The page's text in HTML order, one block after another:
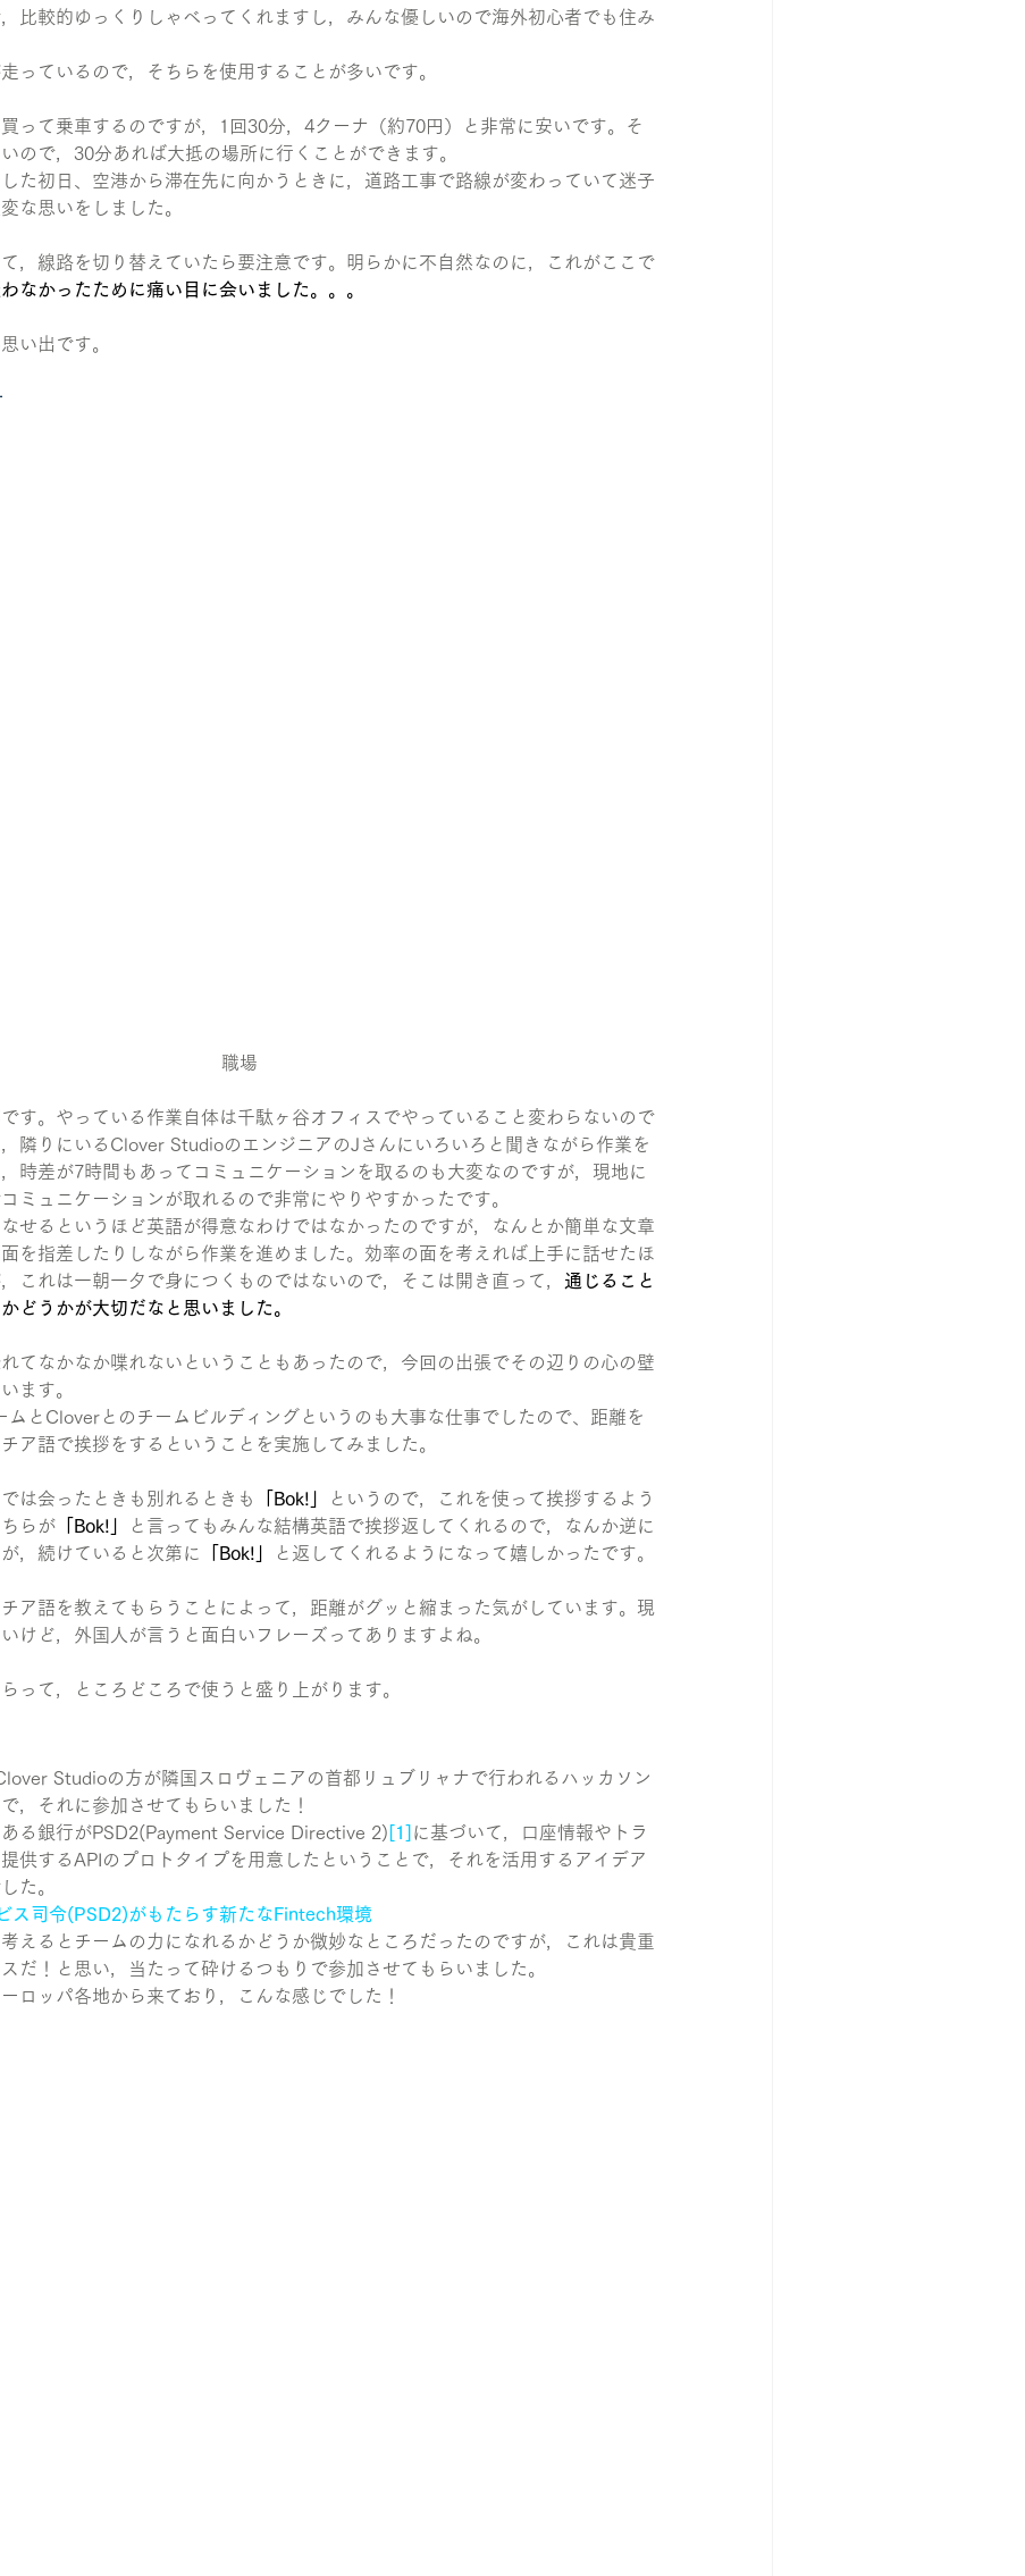
比較的ゆっくりしゃべってくれますし，みんな優しいので海外初心者でも住み
っているので，そちらを使用することが多いです。
って乗車するのですが，1回30分，4クーナ（約70円）と非常に安いです。そ
ので，30分あれば大抵の場所に行くことができます。
した初日、空港から滞在先に向かうときに，道路工事で路線が変わっていて迷子
な思いをしました。
，線路を切り替えていたら要注意です。明らかに不自然なのに，これがここで
なかったために痛い目に会いました。。。
い出です。
職場
す。やっている作業自体は千駄ヶ谷オフィスでやっていること変わらないので
隣りにいるClover StudioのエンジニアのJさんにいろいろと聞きながら作業を
時差が7時間もあってコミュニケーションを取るのも大変なのですが，現地に
ミュニケーションが取れるので非常にやりやすかったです。
せるというほど英語が得意なわけではなかったのですが，なんとか簡単な文章
を指差したりしながら作業を進めました。効率の面を考えれば上手に話せたほ
これは一朝一夕で身につくものではないので，そこは開き直って， 通じること
どうかが大切だなと思いました。
てなかなか喋れないということもあったので，今回の出張でその辺りの心の壁
ます。
ムとCloverとのチームビルディングというのも大事な仕事でしたので、距離を
ア語で挨拶をするということを実施してみました。
は会ったときも別れるときも 「Bok!」
というので，これを使って挨拶するよう
らが 「Bok!」
と言ってもみんな結構英語で挨拶返してくれるので，なんか逆に
，続けていると次第に
「Bok!」 と返してくれるようになって嬉しかったです。
ア語を教えてもらうことによって，距離がグッと縮まった気がしています。現
けど，外国人が言うと面白いフレーズってありますよね。
って，ところどころで使うと盛り上がります。
Studioの方が隣国スロヴェニアの首都リュブリャナで行われるハッカソン
，それに参加させてもらいました！
る銀行がPSD2(Payment Service Directive 2) [1] に基づいて，口座情報やトラ
供するAPIのプロトタイプを用意したということで，それを活用するアイデア
た。
ス司令(PSD2)がもたらす新たなFintech環境
えるとチームの力になれるかどうか微妙なところだったのですが，これは貴重
だ！と思い，当たって砕けるつもりで参加させてもらいました。
ロッパ各地から来ており，こんな感じでした！